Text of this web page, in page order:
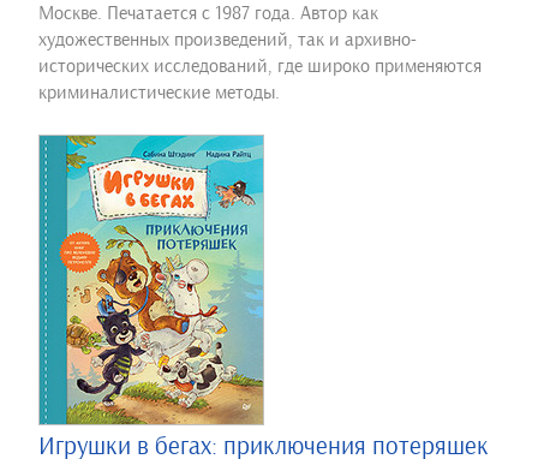
Москве. Печатается с 1987 года. Автор как
художественных произведений, так и архивно-
исторических исследований, где широко применяются
криминалистические методы.
Игрушки в бегах: приключения потеряшек